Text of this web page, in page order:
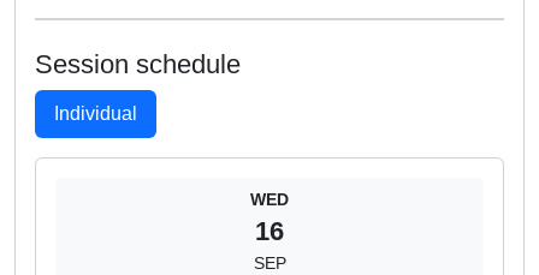
Session schedule
Individual
WED
16
SEP